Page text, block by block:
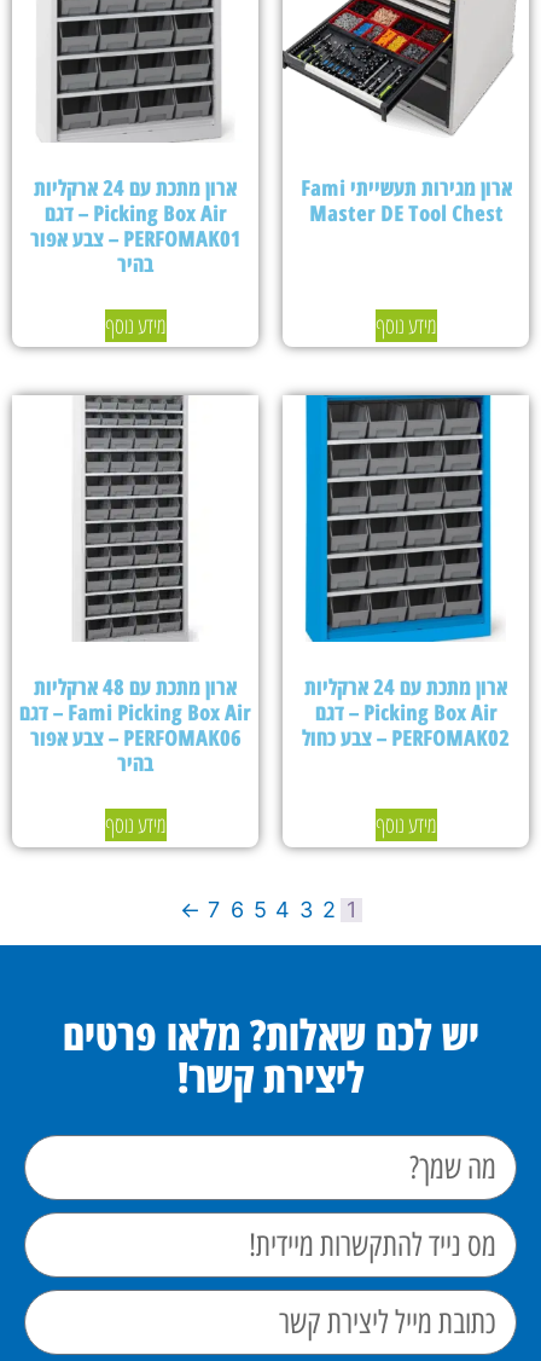
ארון מגירות תעשייתי Fami
Master DE Tool Chest
מידע נוסף
ארון מתכת עם 24 ארקליות
Picking Box Air – דגם
PERFOMAK01 – צבע אפור
בהיר
מידע נוסף
ארון מתכת עם 24 ארקליות
Picking Box Air – דגם
PERFOMAK02 – צבע כחול
מידע נוסף
ארון מתכת עם 48 ארקליות
Fami Picking Box Air – דגם
PERFOMAK06 – צבע אפור
בהיר
מידע נוסף
1
2
3
4
5
6
7
←
יש לכם שאלות? מלאו פרטים
ליצירת קשר!